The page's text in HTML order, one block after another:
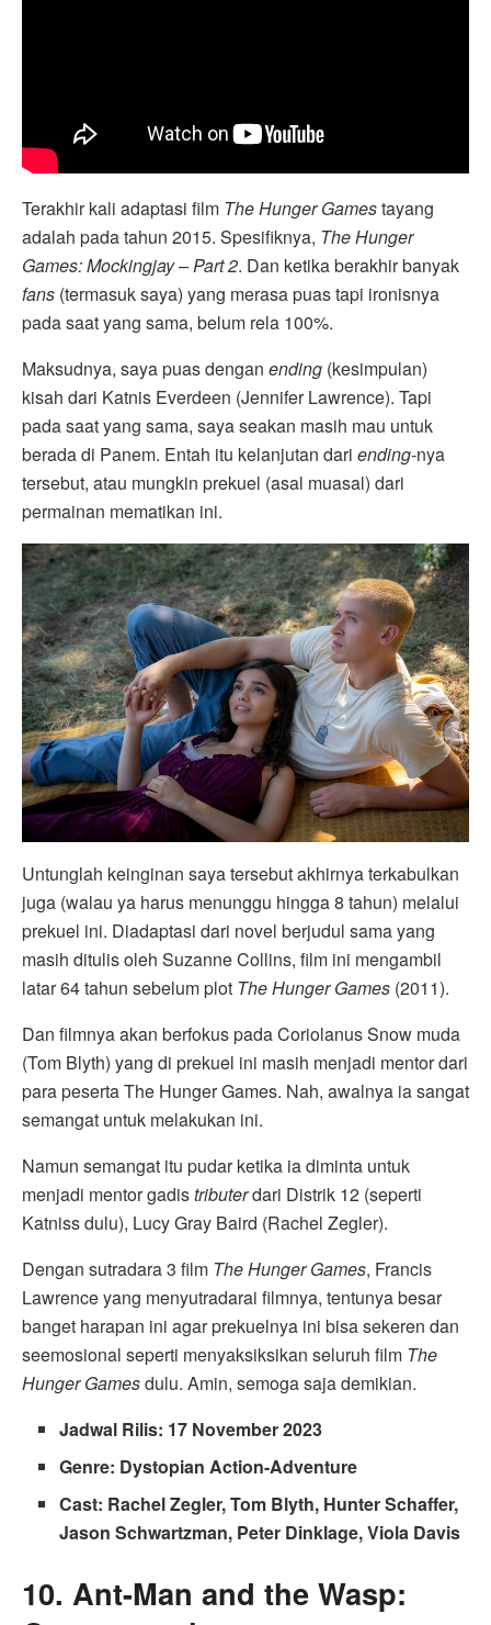
Terakhir kali adaptasi film The Hunger Gamestayang
adalah pada tahun 2015. Spesifiknya, The Hunger
Games: Mockingjay – Part 2. Dan ketika berakhir banyak
fans (termasuk saya) yang merasa puas tapi ironisnya
pada saat yang sama, belum rela 100%.
Maksudnya, saya puas dengan ending (kesimpulan)
kisah dari Katnis Everdeen (Jennifer Lawrence). Tapi
pada saat yang sama, saya seakan masih mau untuk
berada di Panem. Entah itu kelanjutan dari ending-nya
tersebut, atau mungkin prekuel (asal muasal) dari
permainan mematikan ini.
Untunglah keinginan saya tersebut akhirnya terkabulkan
juga (walau ya harus menunggu hingga 8 tahun) melalui
prekuel ini. Diadaptasi dari novel berjudul sama yang
masih ditulis oleh Suzanne Collins, film ini mengambil
latar 64 tahun sebelum plot The Hunger Games (2011).
Dan filmnya akan berfokus pada Coriolanus Snow muda
(Tom Blyth) yang di prekuel ini masih menjadi mentor dari
para peserta The Hunger Games. Nah, awalnya ia sangat
semangat untuk melakukan ini.
Namun semangat itu pudar ketika ia diminta untuk
menjadi mentor gadistributerdari Distrik 12 (seperti
Katniss dulu), Lucy Gray Baird (Rachel Zegler).
Dengan sutradara 3 film The Hunger Games, Francis
Lawrence yang menyutradarai filmnya, tentunya besar
banget harapan ini agar prekuelnya ini bisa sekeren dan
seemosional seperti menyaksiksikan seluruh film The
Hunger Gamesdulu. Amin, semoga saja demikian.
Jadwal Rilis: 17 November 2023
Genre: Dystopian Action-Adventure
Cast: Rachel Zegler, Tom Blyth, Hunter Schaffer,
Jason Schwartzman, Peter Dinklage, Viola Davis
10. Ant-Man and the Wasp: